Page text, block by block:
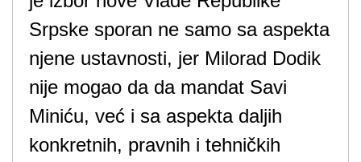
Srpske sporan ne samo sa aspekta
njene ustavnosti, jer Milorad Dodik
nije mogao da da mandat Savi
Miniću, već i sa aspekta daljih
konkretnih, pravnih i tehničkih